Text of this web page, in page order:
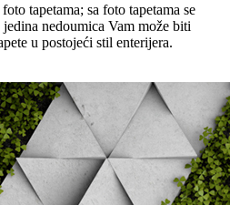
tapetama; sa foto tapetama se
nedoumica Vam može biti
u postojeći stil enterijera.